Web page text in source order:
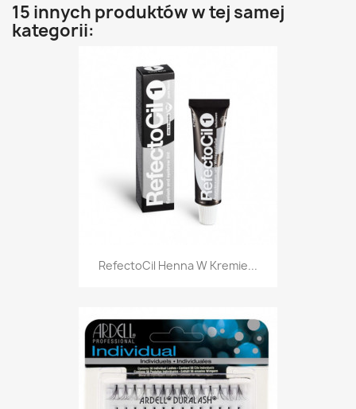
15 innych produktów w tej samej
kategorii:
RefectoCil Henna W Kremie...